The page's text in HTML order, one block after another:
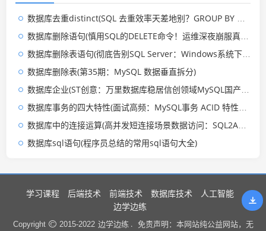
数据库去重distinct(SQL 去重效率天差地别？GROUP BY 和 DISTINCT 的底层厮杀)
数据库删除语句(慎用SQL的DELETE命令！运维深夜崩服真相，90%程序员都踩过坑)
数据库删除表语句(彻底告别SQL Server：Windows系统下的“搜刮式”干净卸载全指南)
数据库删除表(第35期：MySQL 数据垂直拆分)
数据库企业(ST创意：万里数据库稳居信创领域MySQL国产替代第一品牌)
数据库事务的四大特性(面试高频：MySQL事务 ACID 特性是什么？一篇讲透)
数据库中的连接运算(高并发短连接场景数据访问：SQL2API网关的连接池排队与复用机制)
数据库sql语句(程序员总结的常用sql语句大全)
学习课程 后端技术 前端技术 数据库技术
人工智能
边学边练
Copyright 2015-2022 边学边练 . 免责声明：本网站纯公益网站，无